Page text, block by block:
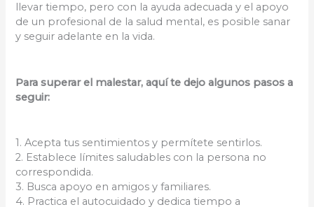
llevar tiempo, pero con la ayuda adecuada y el apoyo
de un profesional de la salud mental, es posible sanar
y seguir adelante en la vida.
Para superar el malestar, aquí te dejo algunos pasos a
seguir:
1. Acepta tus sentimientos y permítete sentirlos.
2. Establece límites saludables con la persona no
correspondida.
3. Busca apoyo en amigos y familiares.
4. Practica el autocuidado y dedica tiempo a